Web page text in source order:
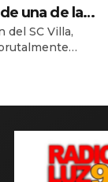
una de las
ugandés
del SC Villa,